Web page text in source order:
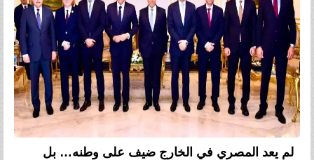
لم يعد المصري في الخارج ضيف على وطنه… بل